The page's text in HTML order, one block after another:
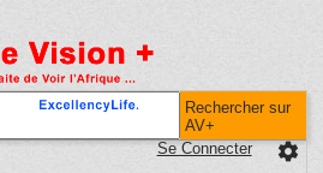
Rechercher sur
AV+
settings
Se Connecter